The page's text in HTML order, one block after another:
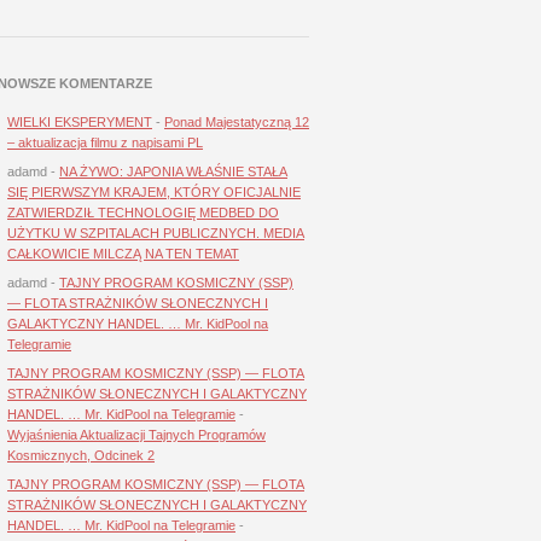
KOMENTARZE
WIELKI EKSPERYMENT - Ponad Majestatyczną 12
– aktualizacja filmu z napisami PL
adamd - NA ŻYWO: JAPONIA WŁAŚNIE STAŁA
SIĘ PIERWSZYM KRAJEM, KTÓRY OFICJALNIE
ZATWIERDZIŁ TECHNOLOGIĘ MEDBED DO
UŻYTKU W SZPITALACH PUBLICZNYCH. MEDIA
CAŁKOWICIE MILCZĄ NA TEN TEMAT
adamd - TAJNY PROGRAM KOSMICZNY (SSP)
— FLOTA STRAŻNIKÓW SŁONECZNYCH I
GALAKTYCZNY HANDEL. … Mr. KidPool na
Telegramie
TAJNY PROGRAM KOSMICZNY (SSP) — FLOTA
STRAŻNIKÓW SŁONECZNYCH I GALAKTYCZNY
HANDEL. … Mr. KidPool na Telegramie -
Wyjaśnienia Aktualizacji Tajnych Programów
Kosmicznych, Odcinek 2
TAJNY PROGRAM KOSMICZNY (SSP) — FLOTA
STRAŻNIKÓW SŁONECZNYCH I GALAKTYCZNY
HANDEL. … Mr. KidPool na Telegramie -